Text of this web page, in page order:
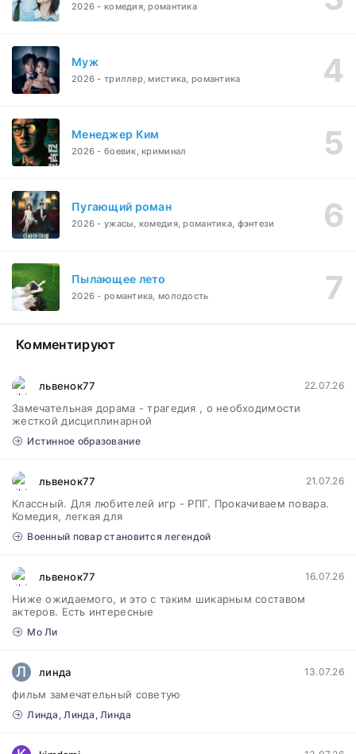
2026 - комедия, романтика
Муж
2026 - триллер, мистика, романтика
Менеджер Ким
2026 - боевик, криминал
Пугающий роман
2026 - ужасы, комедия, романтика, фэнтези
Пылающее лето
2026 - романтика, молодость
Комментируют
львенок77 22.07.26
Замечательная дорама - трагедия , о необходимости
жесткой дисциплинарной
Истинное образование
львенок77 21.07.26
Классный. Для любителей игр - РПГ. Прокачиваем повара.
Комедия, легкая для
Военный повар становится легендой
львенок77 16.07.26
Ниже ожидаемого, и это с таким шикарным составом
актеров. Есть интересные
Мо Ли
Л линда 13.07.26
фильм замечательный советую
Линда, Линда, Линда